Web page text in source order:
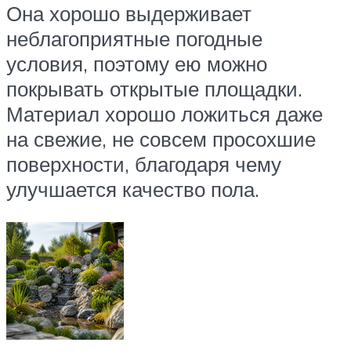
Она хорошо выдерживает
неблагоприятные погодные
условия, поэтому ею можно
покрывать открытые площадки.
Материал хорошо ложиться даже
на свежие, не совсем просохшие
поверхности, благодаря чему
улучшается качество пола.